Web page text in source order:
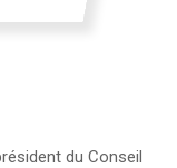
du Conseil